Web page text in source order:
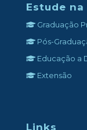
Estude na
Graduação
Pós-
Educação a
Extensão
Links